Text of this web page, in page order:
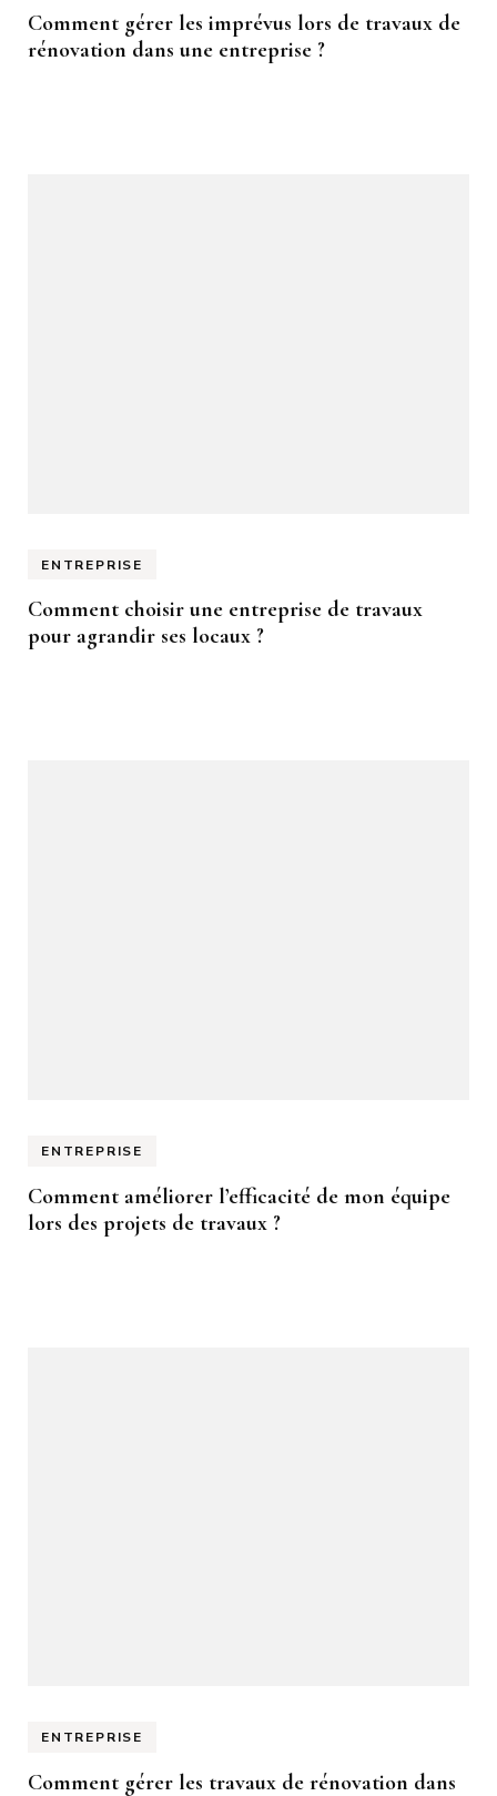
Comment gérer les imprévus lors de travaux de
rénovation dans une entreprise ?
ENTREPRISE
Comment choisir une entreprise de travaux
pour agrandir ses locaux ?
ENTREPRISE
Comment améliorer l’efficacité de mon équipe
lors des projets de travaux ?
ENTREPRISE
Comment gérer les travaux de rénovation dans